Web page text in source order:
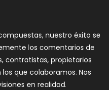
nuestro éxito se
los comentarios de
contratistas, propietarios
que colaboramos. Nos
en realidad.